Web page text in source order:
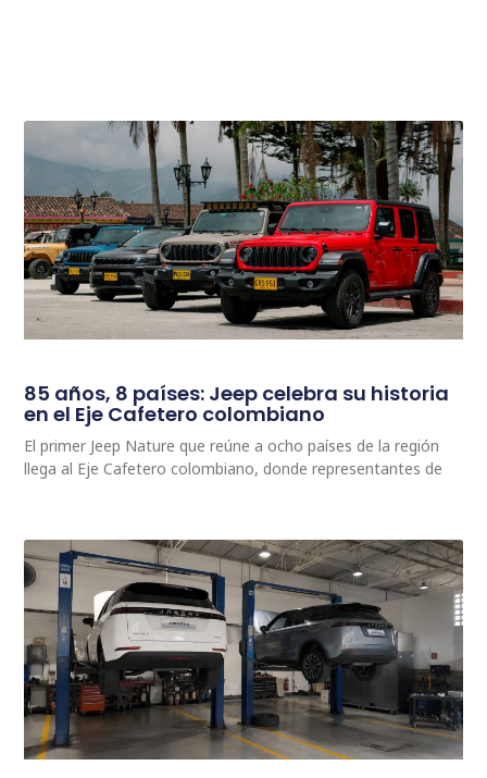
85 años, 8 países: Jeep celebra su historia
en el Eje Cafetero colombiano
El primer Jeep Nature que reúne a ocho países de la región
llega al Eje Cafetero colombiano, donde representantes de